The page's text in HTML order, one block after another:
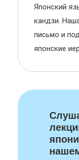
Японский
кандзи.
письмо и
японские